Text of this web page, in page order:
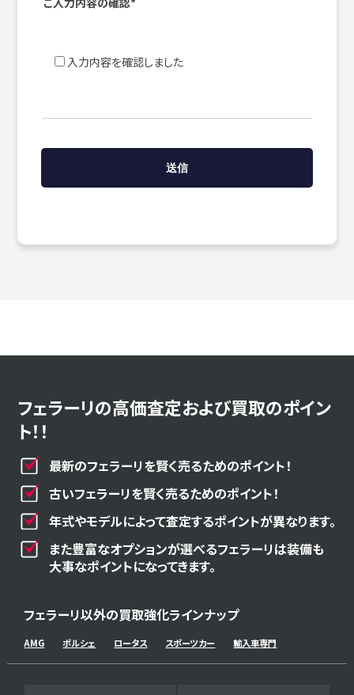
入力内容を確認しました
フェラーリの高価査定および買取のポイン
ト！！
最新のフェラーリを賢く売るためのポイント！
古いフェラーリを賢く売るためのポイント！
年式やモデルによって査定するポイントが異なります。
また豊富なオプションが選べるフェラーリは装備も
大事なポイントになってきます。
フェラーリ以外の買取強化ラインナップ
AMG ポルシェ ロータス スポーツカー 輸入車専門